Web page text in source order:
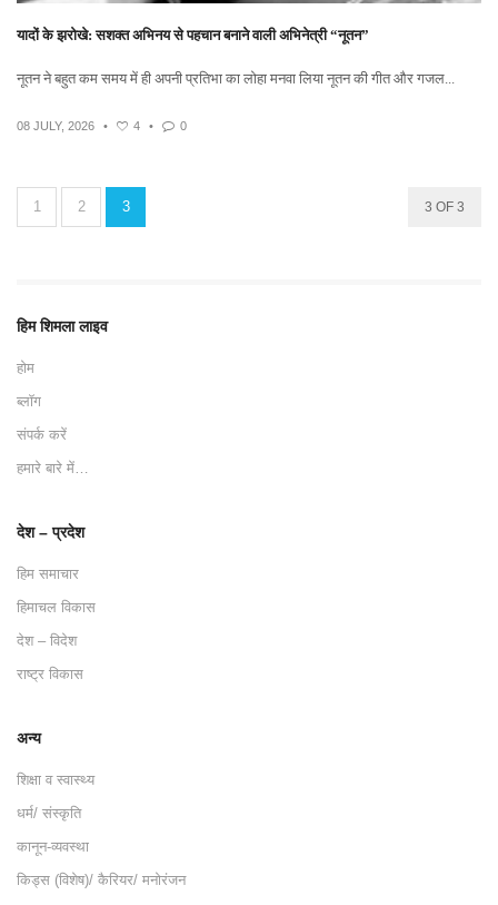
यादों के झरोखे: सशक्त अभिनय से पहचान बनाने वाली अभिनेत्री “नूतन”
नूतन ने बहुत कम समय में ही अपनी प्रतिभा का लोहा मनवा लिया नूतन की गीत और गजल...
08 JULY, 2026 • 4 • 0
1 2 3 3 OF 3
हिम शिमला लाइव
होम
ब्लॉग
संपर्क करें
हमारे बारे में…
देश – प्रदेश
हिम समाचार
हिमाचल विकास
देश – विदेश
राष्ट्र विकास
अन्य
शिक्षा व स्वास्थ्य
धर्म/ संस्कृति
कानून-व्यवस्था
किड्स (विशेष)/ कैरियर/ मनोरंजन